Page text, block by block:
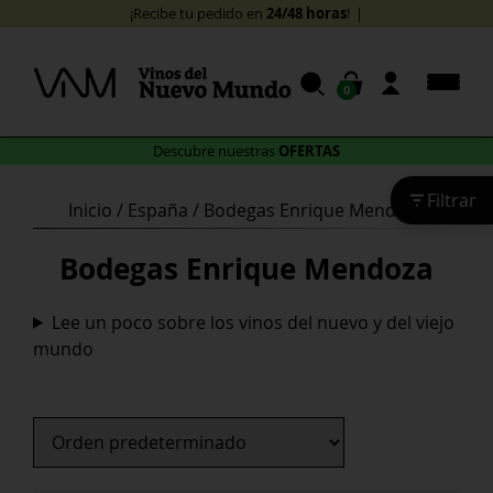
content
Descubre nuestras OFERTAS
¡Recibe tu pedido en 24/48 horas!
0
Inicio / España / Bodegas Enrique Mendoza
Bodegas Enrique Mendoza
Lee un poco sobre los vinos del nuevo y del viejo
mundo
Filtrar